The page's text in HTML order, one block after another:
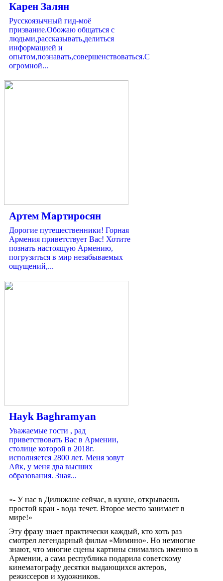
«- У нас в Дилижане сейчас, в кухне, открываешь
простой кран - вода течет. Второе место занимает в
мире!»
Эту фразу знает практически каждый, кто хоть раз
смотрел легендарный фильм «Мимино». Но немногие
знают, что многие сцены картины снимались именно в
Армении, а сама республика подарила советскому
кинематографу десятки выдающихся актеров,
режиссеров и художников.
Карен Залян
Русскоязычный гид-моё
призвание.Обожаю общаться с
людьми,рассказывать,делиться
информацией и
опытом,познавать,совершенствоваться.С
огромной...
Артем Мартиросян
Дорогие путешественники! Горная
Армения приветствует Вас! Хотите
познать настоящую Армению,
погрузиться в мир незабываемых
ощущений,...
Hayk Baghramyan
Уважаемые гости , рад
приветствовать Вас в Армении,
столице которой в 2018г.
исполняется 2800 лет. Меня зовут
Айк, у меня два высших
образования. Зная...